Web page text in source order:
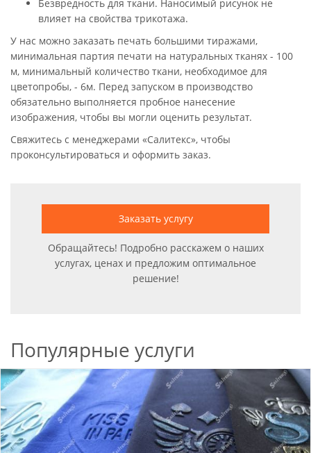
Безвредность для ткани. Наносимый рисунок не
влияет на свойства трикотажа.
У нас можно заказать печать большими тиражами,
минимальная партия печати на натуральных тканях - 100
м, минимальный количество ткани, необходимое для
цветопробы, - 6м. Перед запуском в производство
обязательно выполняется пробное нанесение
изображения, чтобы вы могли оценить результат.
Свяжитесь с менеджерами «Салитекс», чтобы
проконсультироваться и оформить заказ.
Заказать услугу
Обращайтесь! Подробно расскажем о наших
услугах, ценах и предложим оптимальное
решение!
Популярные услуги